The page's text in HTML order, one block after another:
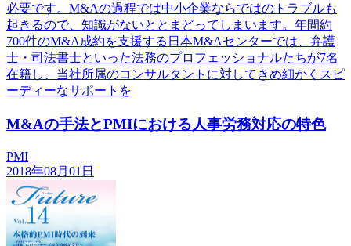
必要です。M&Aの過程では中小企業ならではのトラブルも
起きるので、知識がないととまどってしまいます。年間約
700件のM&A成約を支援する日本M&Aセンターでは、弁護
士・司法書士といった法務のプロフェッショナルたちが7名
在籍し、当社所属のコンサルタントに対してきめ細かくスピ
ーディーなサポートを
M&Aの手法とPMIにおける人事労務対応の特色
PMI
2018年08月01日